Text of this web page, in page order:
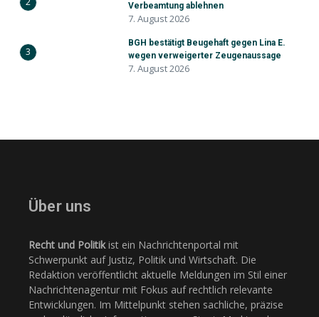
Verbeamtung ablehnen
7. August 2026
3
BGH bestätigt Beugehaft gegen Lina E.
wegen verweigerter Zeugenaussage
7. August 2026
Über uns
Recht und Politikist ein Nachrichtenportal mit
Schwerpunkt auf Justiz, Politik und Wirtschaft. Die
Redaktion veröffentlicht aktuelle Meldungen im Stil einer
Nachrichtenagentur mit Fokus auf rechtlich relevante
Entwicklungen. Im Mittelpunkt stehen sachliche, präzise